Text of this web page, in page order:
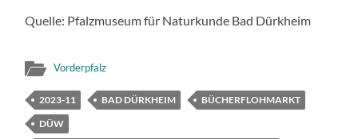
Quelle: Pfalzmuseum für Naturkunde Bad Dürkheim
Vorderpfalz
2023-11 BAD DÜRKHEIM
BÜCHERFLOHMARKT
DÜW